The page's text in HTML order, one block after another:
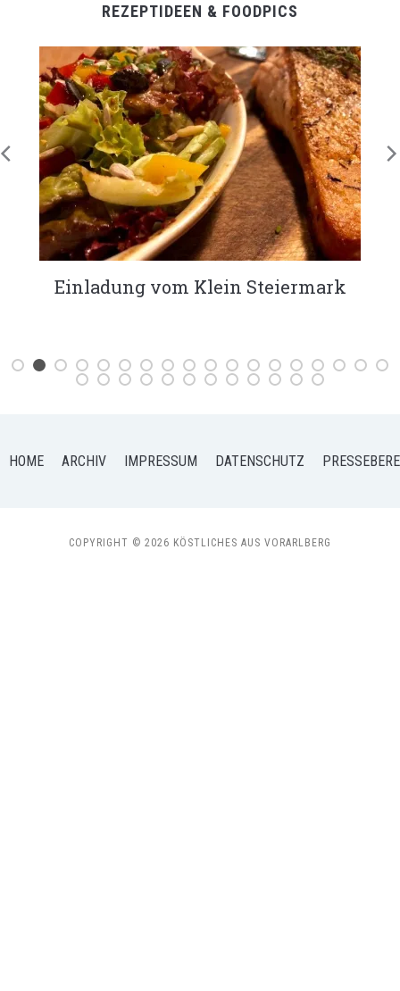
REZEPTIDEEN & FOODPICS
KÖSTLICHES
HOME ARCHIV IMPRESSUM DATENSCHUTZ
COPYRIGHT © 2026 KÖSTLICHES AUS VORARLBERG